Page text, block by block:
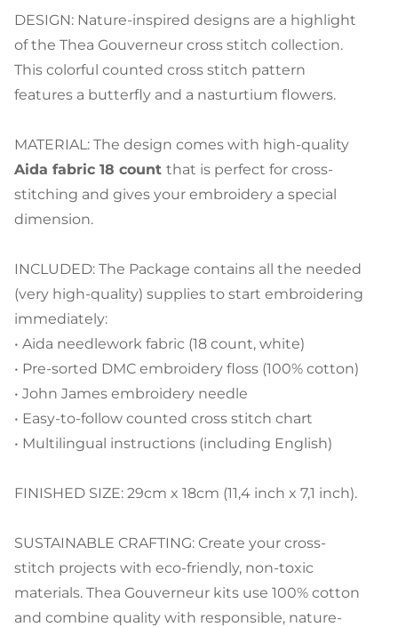
DESIGN: Nature-inspired designs are a highlight
of the Thea Gouverneur cross stitch collection.
This colorful counted cross stitch pattern
features a butterfly and a nasturtium flowers.
MATERIAL: The design comes with high-quality
Aida fabric 18 count that is perfect for cross-
stitching and gives your embroidery a special
dimension.
INCLUDED: The Package contains all the needed
(very high-quality) supplies to start embroidering
immediately:
• Aida needlework fabric (18 count, white)
• Pre-sorted DMC embroidery floss (100% cotton)
• John James embroidery needle
• Easy-to-follow counted cross stitch chart
• Multilingual instructions (including English)
FINISHED SIZE: 29cm x 18cm (11,4 inch x 7,1 inch).
SUSTAINABLE CRAFTING: Create your cross-
stitch projects with eco-friendly, non-toxic
materials. Thea Gouverneur kits use 100% cotton
and combine quality with responsible, nature-